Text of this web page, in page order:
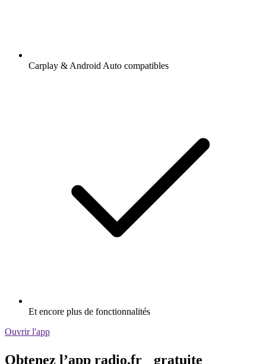
Carplay & Android Auto compatibles
Et encore plus de fonctionnalités
Ouvrir l'app
Obtenez l’app radio.fr gratuite